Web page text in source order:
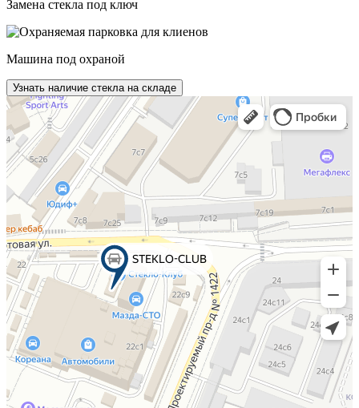
Замена стекла под ключ
Машина под охраной
Узнать наличие стекла на складе